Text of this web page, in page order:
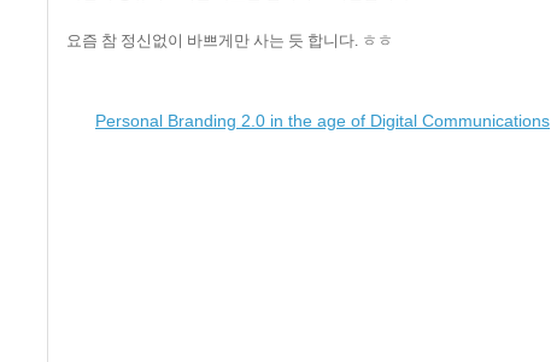
요즘 참 정신없이 바쁘게만 사는 듯 합니다. ㅎㅎ
Personal Branding 2.0 in the age of Digital Communications